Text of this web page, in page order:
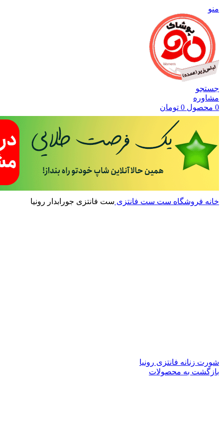
منو
جستجو
مشاوره
0 محصول 0 تومان
خانه فروشگاه ست ست فانتزی ست فانتزی جورابدار رونیا
شورت زنانه فانتزی رونیا
بازگشت به محصولات